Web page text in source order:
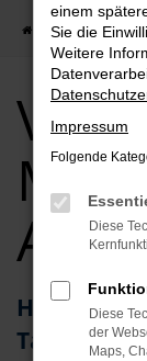
Startseite
VW
Taigo für
einem
Sie die
Weitere
Impressum
Folgende
Diese
Diese
der
Maps,